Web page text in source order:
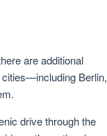
are additional
cities—including Berlin,
drive through the